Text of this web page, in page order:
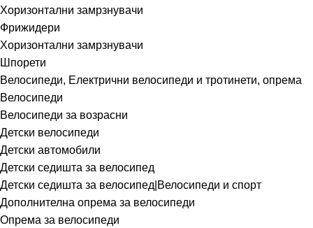
Хоризонтални замрзнувачи
Фрижидери
Хоризонтални замрзнувачи
Шпорети
Велосипеди, Електрични велосипеди и тротинети, опрема
Велосипеди
Велосипеди за возрасни
Детски велосипеди
Детски автомобили
Детски седишта за велосипед
Детски седишта за велосипед|Велосипеди и спорт
Дополнителна опрема за велосипеди
Опрема за велосипеди